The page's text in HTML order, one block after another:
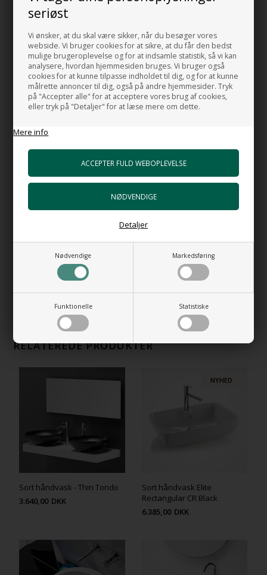
seriøst
Vi ønsker, at du skal være sikker, når du besøger vores
webside. Vi bruger cookies for at sikre, at du får den bedst
mulige brugeroplevelse og for at indsamle statistik, så vi kan
analysere, hvordan hjemmesiden bruges. Vi bruger også
cookies for at kunne tilpasse indholdet til dig, og for at kunne
målrette annoncer til dig, også på andre hjemmesider. Tryk
på "Accepter alle" for at acceptere vores brug af cookies,
eller tryk på "Detaljer" for at læse mere om dette.
Mere info
Nødvendige Markedsføring
Funktionelle Statistiske
Detaljer
SORT PORCELÆN.
MADE IN ITALY
HUSK OGSÅ DISSE
HI-TECH 5 Vandlås luksus udgave
+898,00 DKK
Bundventil Free Flow i forkromet messing
Top 63 mm
Gå til varen
Bundventil Push i forkromet messing
Gå til varen
Bundventil Free Flow AT i Sort porcelæn
+850,00 DKK
Gå til varen
RELATEREDE PRODUKTER
Sort håndvask - Thin Tondo
3.640,00 DKK
NYHED
Sort håndvask Elite
Rectangular CR Black
6.385,00 DKK